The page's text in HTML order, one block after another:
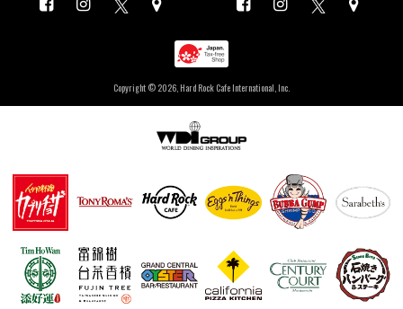
Copyright © 2026, Hard Rock Cafe International, Inc.